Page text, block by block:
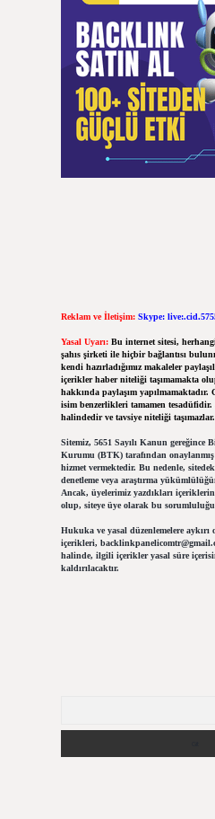
Reklam ve İletişim: Skype:
Yasal Uyarı: Bu internet sitesi,
şahıs şirketi ile hiçbir bağlantısı
kendi hazırladığımız makaleler
içerikler haber niteliği taşımamakta
hakkında paylaşım
isim benzerlikleri tamamen
halindedir ve tavsiye niteliği taşımazlar.
Sitemiz, 5651 Sayılı Kanun
Kurumu (BTK) tarafından onaylanmış
hizmet vermektedir. Bu nedenle,
denetleme veya araştırma
Ancak, üyelerimiz yazdıkları
olup, siteye üye olarak bu sorumluluğu
Hukuka ve yasal düzenlemelere
içerikleri,
halinde, ilgili içerikler yasal süre
kaldırılacaktır.